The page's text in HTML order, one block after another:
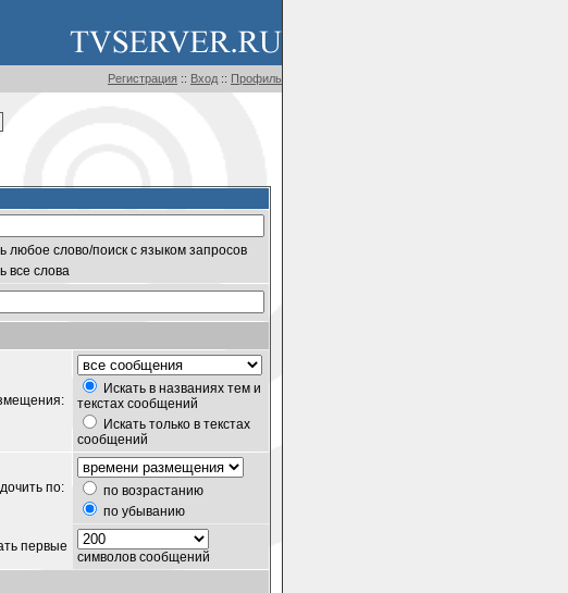
Регистрация :: Вход :: Профиль
любое слово/поиск с языком запросов
все слова
Искать в названиях тем и
текстах сообщений
Искать только в текстах
сообщений
по:
по возрастанию
по убыванию
первые
символов сообщений